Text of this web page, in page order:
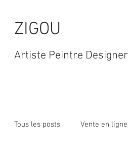
ZIGOU
Artiste Peintre Designer
Tous les posts Vente en ligne